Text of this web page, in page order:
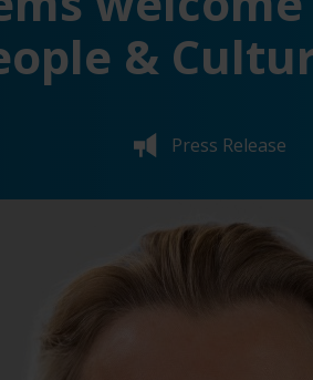
&
Press Release